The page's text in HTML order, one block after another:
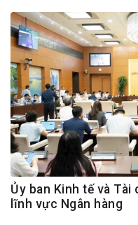
Ủy ban Kinh tế và
lĩnh vực Ngân hàng